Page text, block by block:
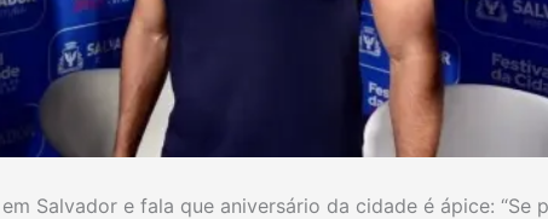
Salvador e fala que aniversário da cidade é ápice: “Se